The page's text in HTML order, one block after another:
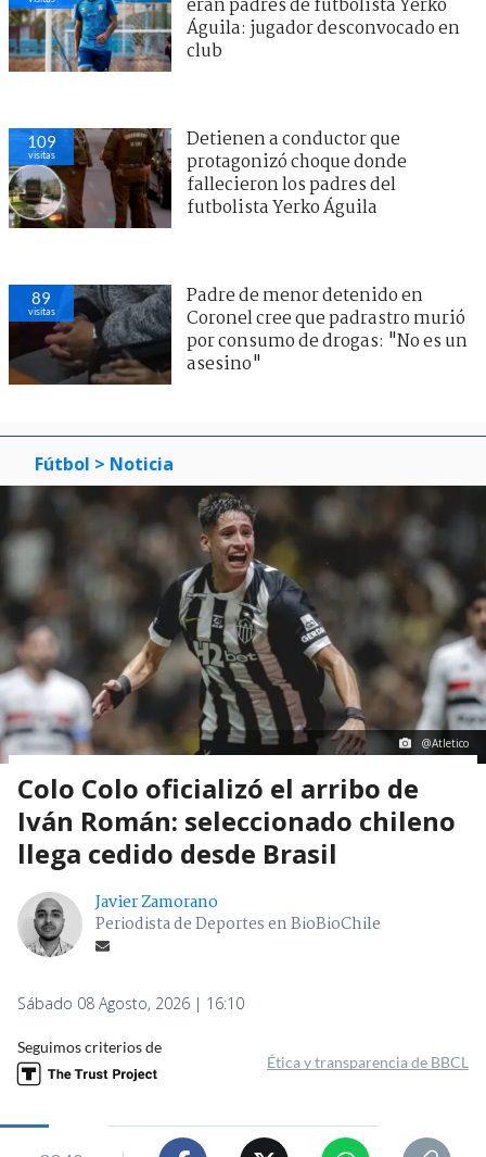
eran padres de futbolista Yerko
Águila: jugador desconvocado en
club
109
visitas
Detienen a conductor que
protagonizó choque donde
fallecieron los padres del
futbolista Yerko Águila
89
visitas
Padre de menor detenido en
Coronel cree que padrastro murió
por consumo de drogas: "No es un
asesino"
Fútbol > Noticia
@Atletico
Colo Colo oficializó el arribo de
Iván Román: seleccionado chileno
llega cedido desde Brasil
Javier Zamorano
Periodista de Deportes en BioBioChile
Sábado 08 Agosto, 2026 | 16:10
Seguimos criterios de
Ética y transparencia de BBCL